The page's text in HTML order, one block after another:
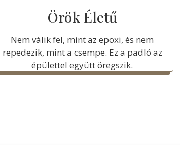
Örök Életű
Nem válik fel, mint az epoxi, és nem
repedezik, mint a csempe. Ez a padló az
épülettel együtt öregszik.